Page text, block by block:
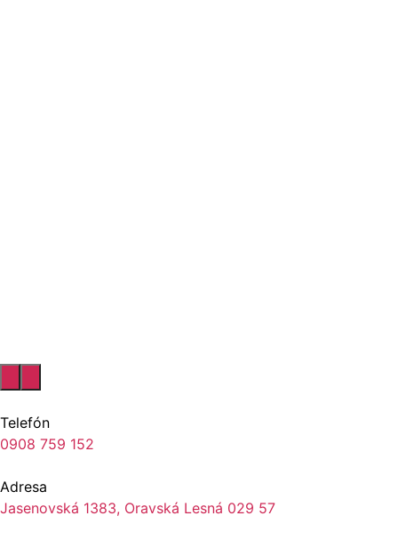
Telefón
0908 759 152
Adresa
Jasenovská 1383, Oravská Lesná 029 57